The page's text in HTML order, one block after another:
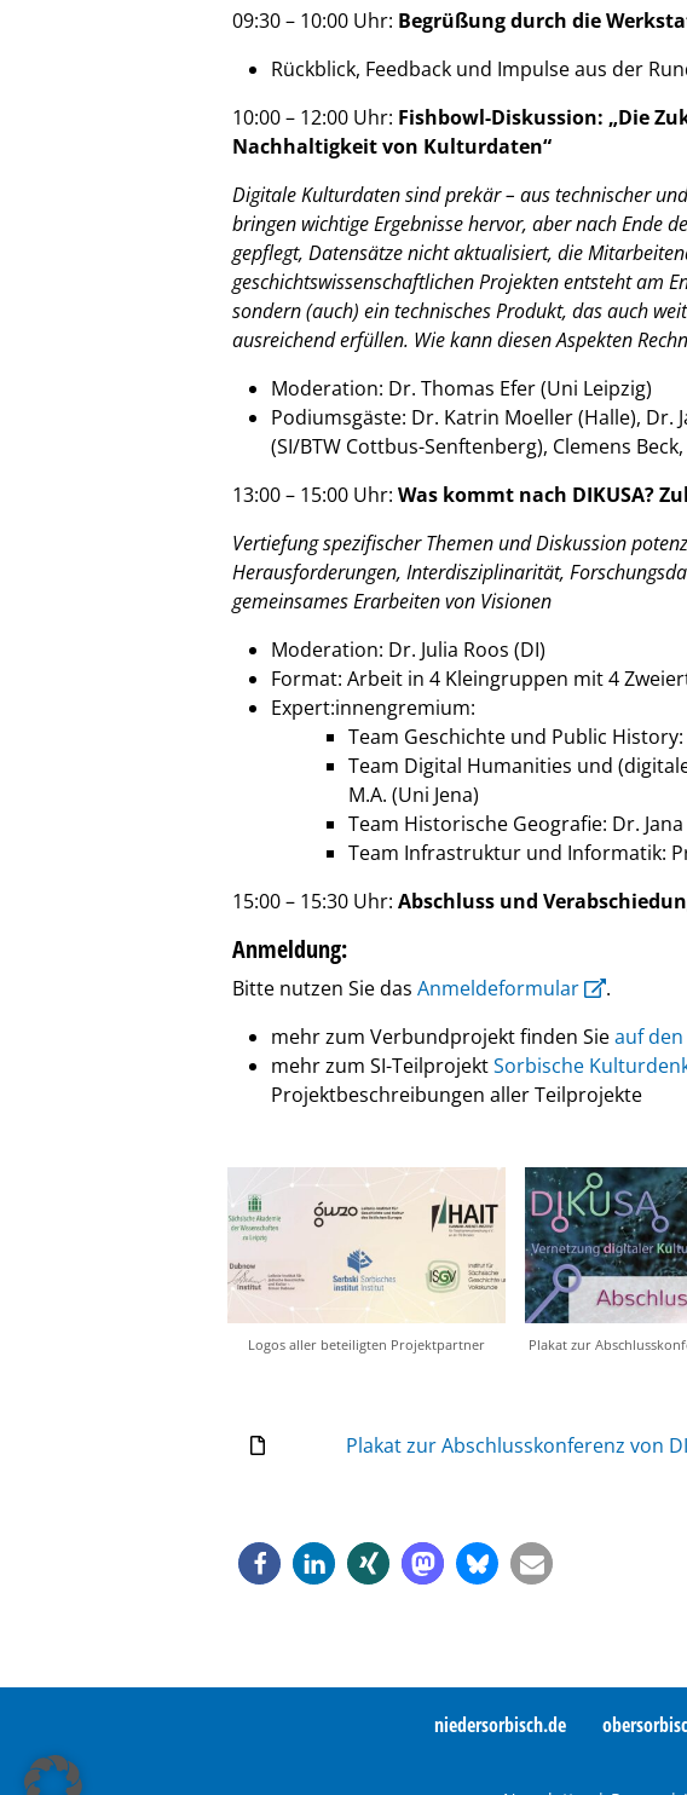
09:30 – 10:00 Uhr: Begrüßung durch die
Rückblick, Feedback und Impulse aus der
10:00 – 12:00 Uhr: Fishbowl-Diskussion: „Die
Nachhaltigkeit von Kulturdaten“
Digitale Kulturdaten sind prekär – aus technischer
bringen wichtige Ergebnisse hervor, aber nach Ende
gepflegt, Datensätze nicht aktualisiert, die
geschichtswissenschaftlichen Projekten entsteht am
sondern (auch) ein technisches Produkt, das auch
ausreichend erfüllen. Wie kann diesen Aspekten
Moderation: Dr. Thomas Efer (Uni Leipzig)
Podiumsgäste: Dr. Katrin Moeller (Halle), Dr.
(SI/BTW Cottbus-Senftenberg), Clemens Beck,
13:00 – 15:00 Uhr: Was kommt nach DIKUSA?
Vertiefung spezifischer Themen und Diskussion
Herausforderungen, Interdisziplinarität,
gemeinsames Erarbeiten von Visionen
Moderation: Dr. Julia Roos (DI)
Format: Arbeit in 4 Kleingruppen mit 4
Expert:innengremium:
Team Geschichte und Public
Team Digital Humanities und
M.A. (Uni Jena)
Team Historische Geografie: Dr.
Team Infrastruktur und Informatik:
15:00 – 15:30 Uhr: Abschluss und
Anmeldung:
Bitte nutzen Sie das Anmeldeformular
.
mehr zum Verbundprojekt finden Sieauf den
mehr zum SI-TeilprojektSorbische
Projektbeschreibungen aller Teilprojekte
Logos aller beteiligten Projektpartner Plakat zur
Plakat zur Abschlusskonferenz von
niedersorbisch.de